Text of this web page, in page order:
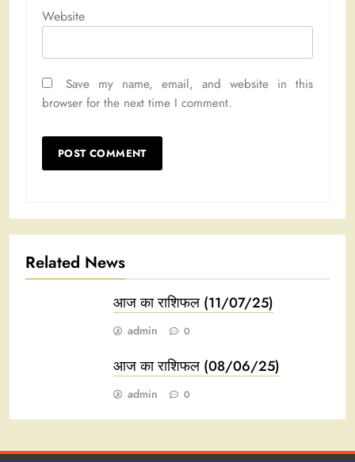
Website
Save my name, email, and website in this
browser for the next time I comment.
Related News
आज का राशिफल (11/07/25)
admin 0
आज का राशिफल (08/06/25)
admin 0